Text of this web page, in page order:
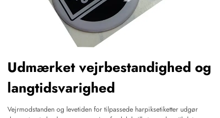
Udmærket vejrbestandighed og
langtidsvarighed
Vejrmodstanden og levetiden for tilpassede harpiksetiketter udgør